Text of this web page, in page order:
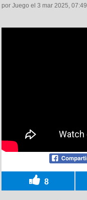
por Juego el 3 mar 2025, 07:49
8